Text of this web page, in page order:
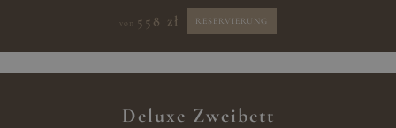
von 558 zł RESERVIERUNG
Deluxe Zweibett